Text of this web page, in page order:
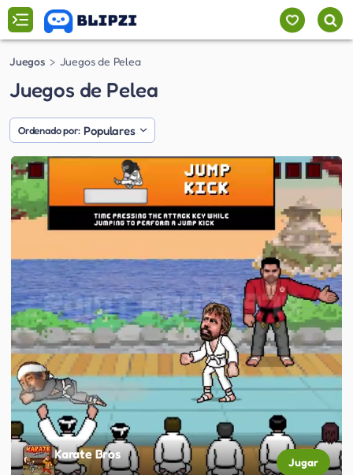
Juegos Juegos de Pelea
Juegos de Pelea
Ordenado por: Populares
Karate Bros
Jugar